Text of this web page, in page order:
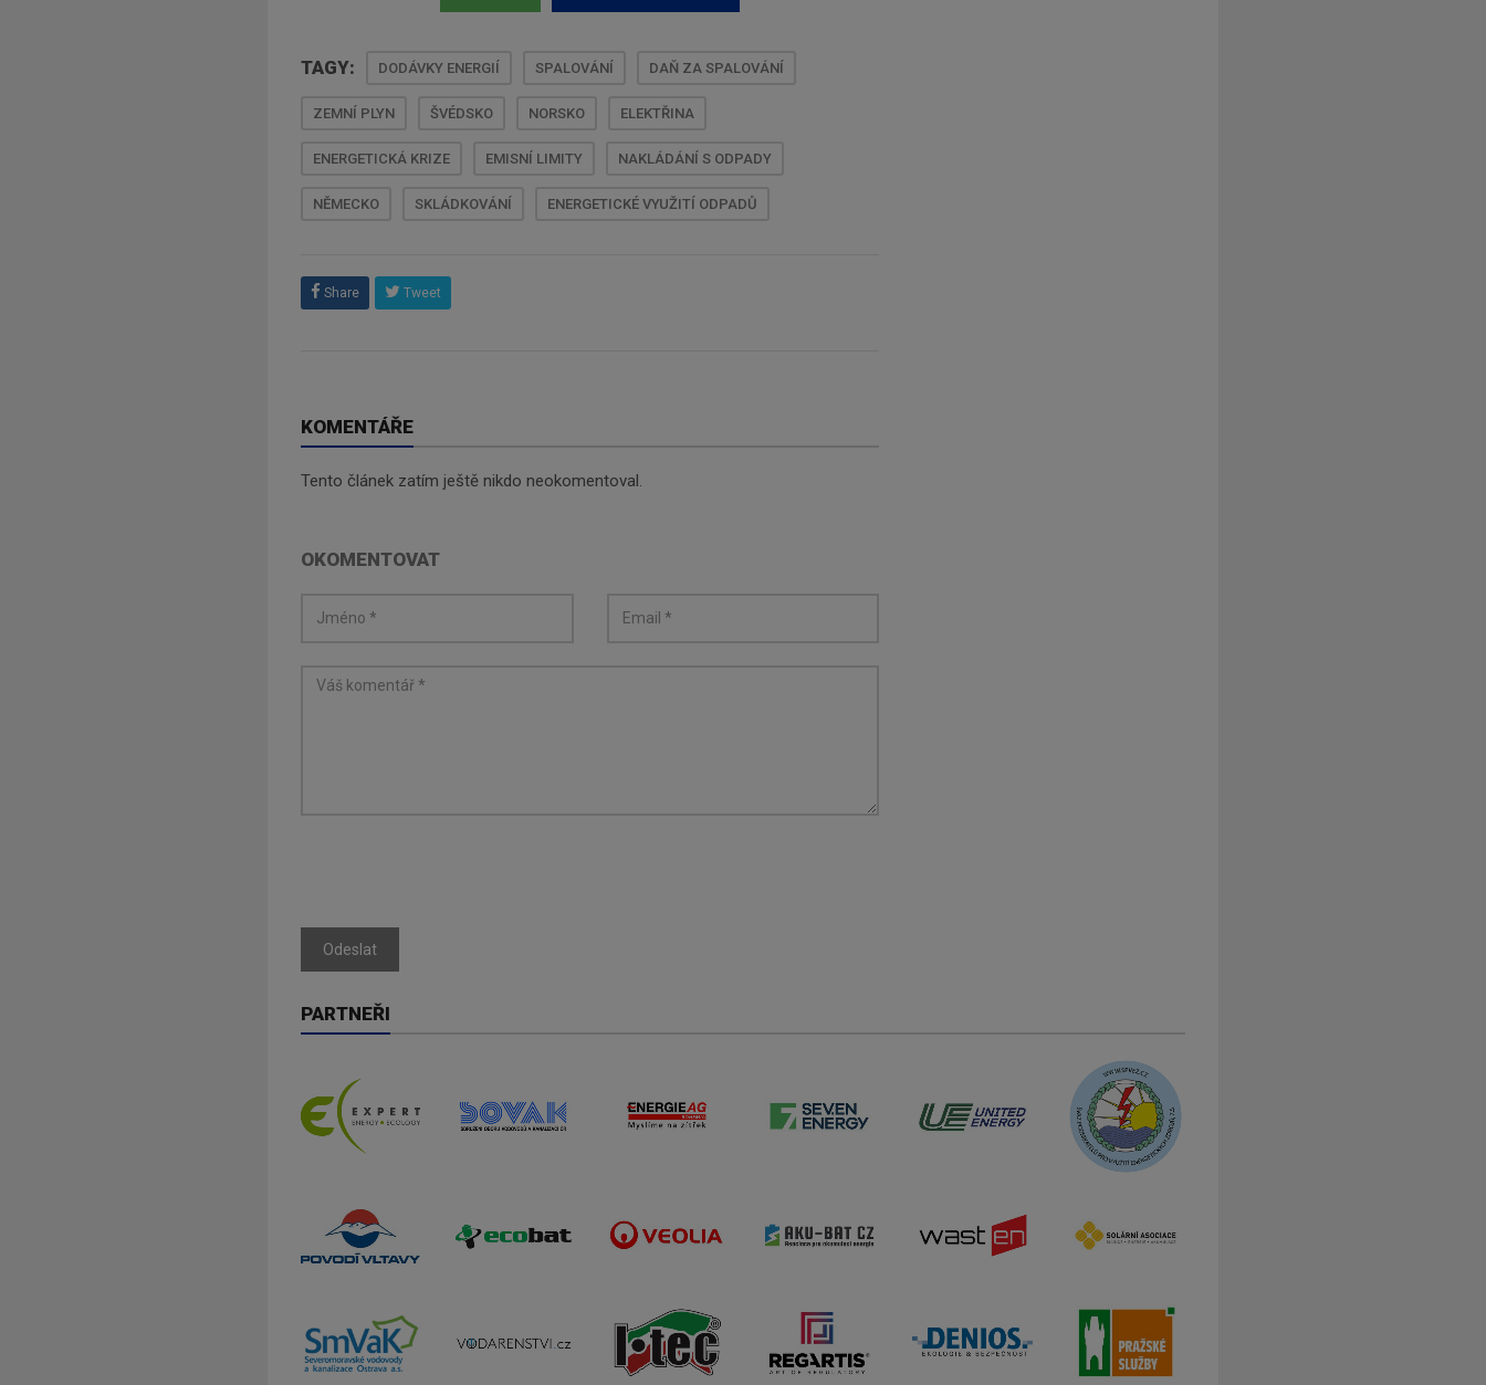
TAGY: DODÁVKY ENERGIÍ SPALOVÁNÍ DAŇ ZA SPALOVÁNÍ
ZEMNÍ PLYN ŠVÉDSKO NORSKO ELEKTŘINA
ENERGETICKÁ KRIZE EMISNÍ LIMITY NAKLÁDÁNÍ S ODPADY
NĚMECKO SKLÁDKOVÁNÍ ENERGETICKÉ VYUŽITÍ ODPADŮ
Share Tweet
KOMENTÁŘE
Tento článek zatím ještě nikdo neokomentoval.
OKOMENTOVAT
Odeslat
PARTNEŘI